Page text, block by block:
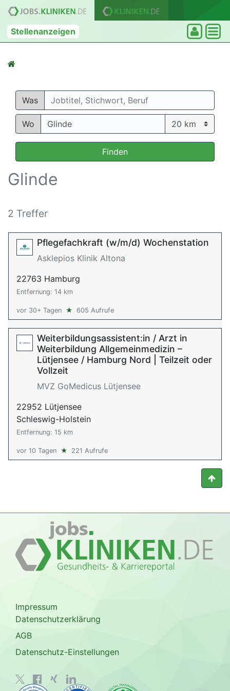
Stellenanzeigen
Was
Wo
Finden
Glinde
2 Treffer
Pflegefachkraft (w/m/d) Wochenstation
Asklepios Klinik Altona
22763 Hamburg
Entfernung: 14 km
vor 30+ Tagen ★ 605 Aufrufe
Weiterbildungsassistent:in / Arzt in
Weiterbildung Allgemeinmedizin –
Lütjensee / Hamburg Nord | Teilzeit oder
Vollzeit
MVZ GoMedicus Lütjensee
22952 Lütjensee
Schleswig-Holstein
Entfernung: 15 km
vor 10 Tagen ★ 221 Aufrufe
Impressum
Datenschutzerklärung
AGB
Datenschutz-Einstellungen